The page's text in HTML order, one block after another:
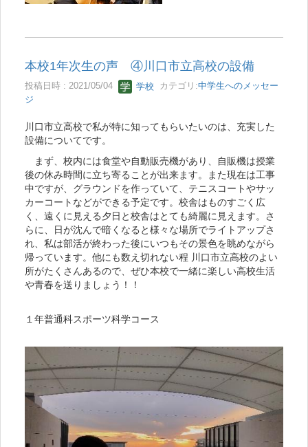
本校1年次生の声 ④川口市立高校の設備
投稿日時 : 2021/05/04 学校 カテゴリ:中学生へのメッセー
ジ
川口市立高校で私が特に知ってもらいたいのは、充実した
設備についてです。
まず、校内には食堂や自動販売機があり、自販機は授業
後の休み時間に立ち寄ることが出来ます。また現在は工事
中ですが、グラウンドを作っていて、テニスコートやサッ
カーコートなどができる予定です。校舎はものすごく広
く、遠くに見える夕日と校舎はとても綺麗に見えます。さ
らに、日が沈んで暗くなると様々な場所でライトアップさ
れ、私は部活が終わった後にいつもその景色を眺めながら
帰っています。他にも数え切れない程 川口市立高校のよい
所がたくさんあるので、ぜひ本校で一緒に楽しい高校生活
や青春を送りましょう！！
１年普通科スポーツ科学コース